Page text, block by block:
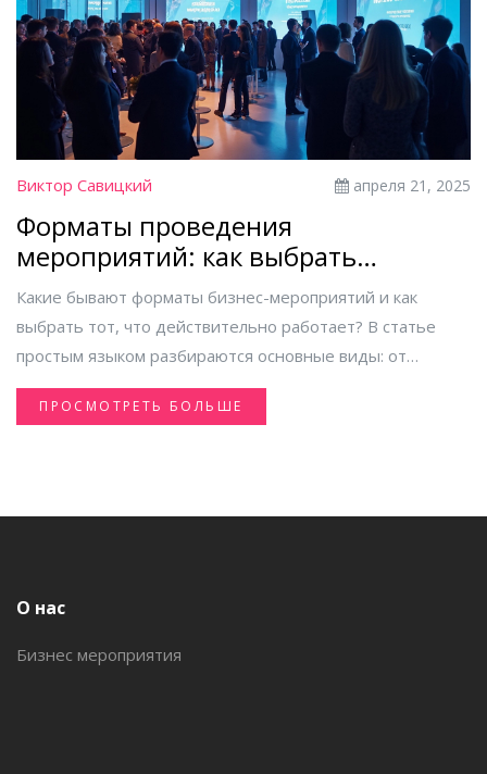
Виктор Савицкий апреля 21, 2025
Форматы проведения
мероприятий: как выбрать
подходящий для бизнеса
Какие бывают форматы бизнес-мероприятий и как
выбрать тот, что действительно работает? В статье
простым языком разбираются основные виды: от
классических конференций до неформальных
тимбилдингов. Показаны плюсы и минусы каждого,
ПРОСМОТРЕТЬ БОЛЬШЕ
О нас
Бизнес мероприятия